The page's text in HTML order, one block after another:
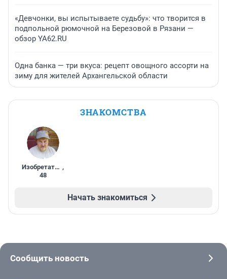
«Девчонки, вы испытываете судьбу»: что творится в
подпольной рюмочной на Березовой в Рязани —
обзор YA62.RU
Одна банка — три вкуса: рецепт овощного ассорти на
зиму для жителей Архангельской области
ЗНАКОМСТВА
Изобретатель ,
48
Начать знакомиться
Сообщить новость